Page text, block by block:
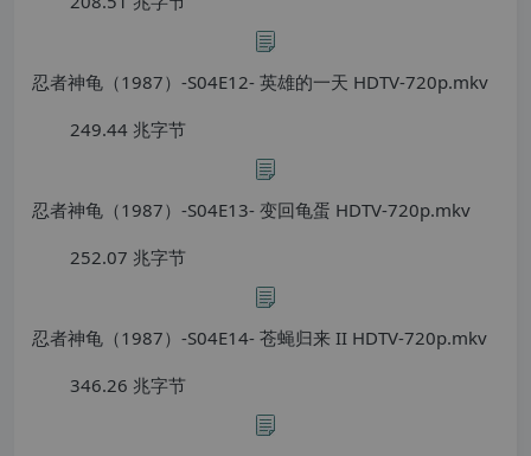
忍者神龟（1987）-S04E12- 英雄的一天 HDTV-720p.mkv
249.44 兆字节
忍者神龟（1987）-S04E13- 变回龟蛋 HDTV-720p.mkv
252.07 兆字节
忍者神龟（1987）-S04E14- 苍蝇归来 II HDTV-720p.mkv
346.26 兆字节